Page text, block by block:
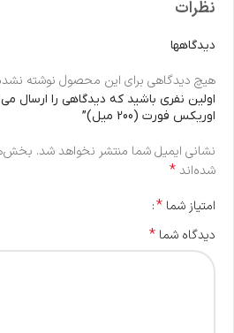
نظرات
دیدگاهها
هیچ دیدگاهی برای این محصول نوشته
اولین نفری باشید که دیدگاهی را ارسال
اوریکس فورت (200 میل)”
نشانی ایمیل شما منتشر نخواهد شد.
شده‌اند*
امتیاز شما *
دیدگاه شما *